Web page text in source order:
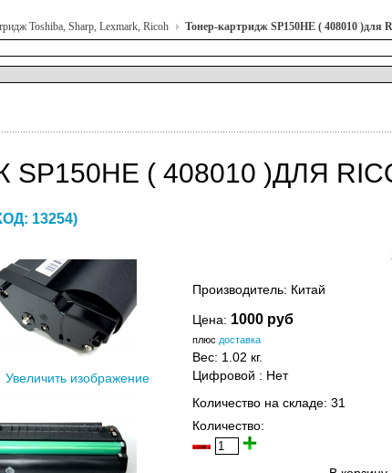
Toshiba, Sharp, Lexmark, Ricoh Тонер-картридж SP150HE ( 408010 )для
( 408010 )ДЛЯ
13254)
Увеличить изображение
Производитель: Китай
Цена: 1000 руб
плюс доставка
Вес: 1.02 кг.
Цифровой : Нет
Количество на складе: 31
Количество: